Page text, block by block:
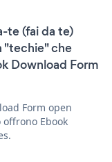
te (fai da te)
"techie" che
Download Form
Form open
Ebook